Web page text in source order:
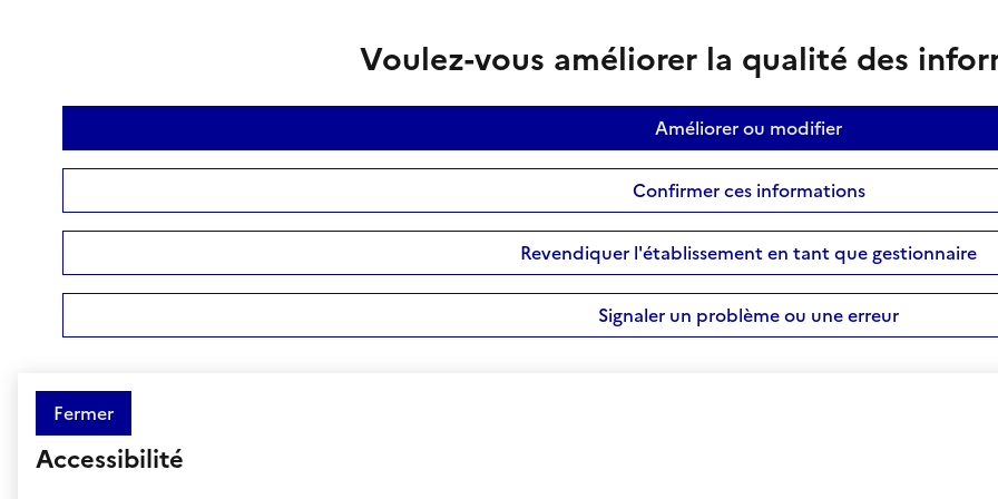
Voulez-vous améliorer la qualité des
Améliorer ou modifier
Confirmer ces informations
Revendiquer l'établissement en tant que gestionnaire
Signaler un problème ou une erreur
Fermer
Accessibilité